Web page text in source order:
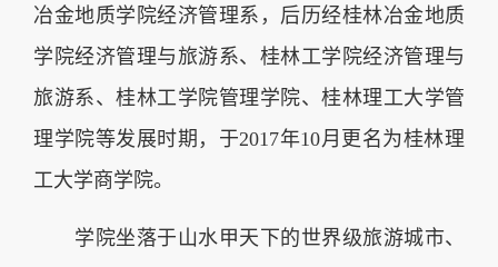
冶金地质学院经济管理系，后历经桂林冶金地质
学院经济管理与旅游系、桂林工学院经济管理与
旅游系、桂林工学院管理学院、桂林理工大学管
理学院等发展时期，于2017年10月更名为桂林理
工大学商学院。
学院坐落于山水甲天下的世界级旅游城市、